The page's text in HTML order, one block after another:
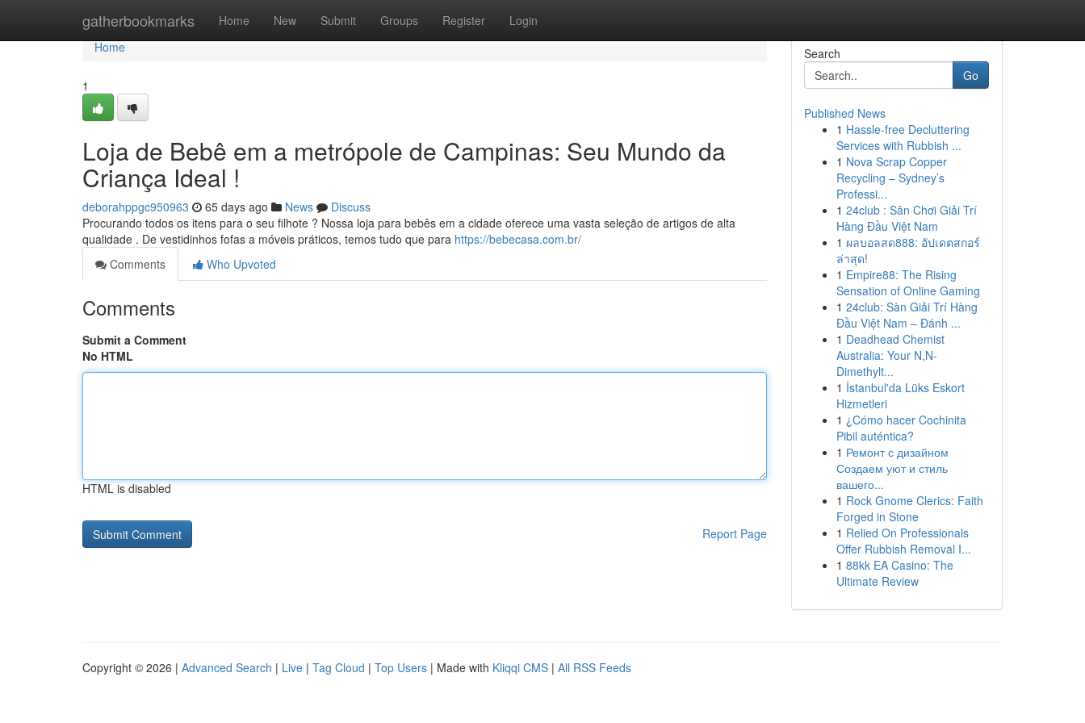
gatherbookmarks Home New Submit Groups Register Login
Home
Home
1
Loja de Bebê em a metrópole de Campinas: Seu Mundo da
Criança Ideal !
deborahppgc950963 65 days ago News
Discuss
Procurando todos os itens para o seu filhote ? Nossa loja para bebês em a cidade oferece uma vasta seleção de artigos de alta
qualidade . De vestidinhos fofas a móveis práticos, temos tudo que para https://bebecasa.com.br/
Comments
Who Upvoted
Comments
Submit a Comment
No HTML
HTML is disabled
Report Page
Search
Go
Published News
1 Hassle-free Decluttering
Services with Rubbish ...
1 Nova Scrap Copper
Recycling – Sydney’s
Professi...
1 24club : Sân Chơi Giải Trí
Hàng Đầu Việt Nam
1 ผลบอลสด888: อัปเดตสกอร์
ล่าสุด!
1 Empire88: The Rising
Sensation of Online Gaming
1 24club: Sàn Giải Trí Hàng
Đầu Việt Nam – Đánh ...
1 Deadhead Chemist
Australia: Your N,N-
Dimethylt...
1 İstanbul'da Lüks Eskort
Hizmetleri
1 ¿Cómo hacer Cochinita
Pibil auténtica?
1 Ремонт с дизайном
Создаем уют и стиль
вашего...
1 Rock Gnome Clerics: Faith
Forged in Stone
1 Relied On Professionals
Offer Rubbish Removal I...
1 88kk EA Casino: The
Ultimate Review
Copyright © 2026 | Advanced Search | Live | Tag Cloud | Top Users | Made with Kliqqi CMS | All RSS Feeds